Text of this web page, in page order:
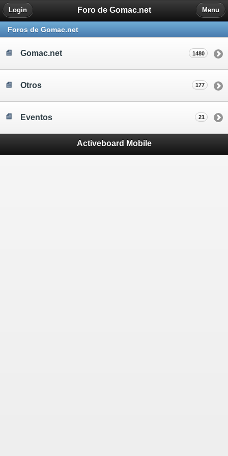
Foro de Gomac.net
Login Menu
Foros de Gomac.net
Gomac.net 1480
Otros 177
Eventos 21
Activeboard Mobile